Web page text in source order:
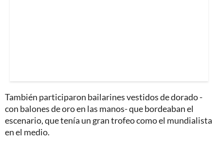
También participaron bailarines vestidos de dorado -
con balones de oro en las manos- que bordeaban el
escenario, que tenía un gran trofeo como el mundialista
en el medio.